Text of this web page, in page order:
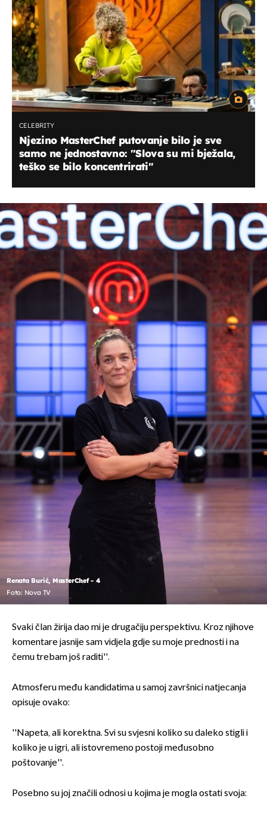
CELEBRITY
Njezino MasterChef putovanje bilo je sve
samo ne jednostavno: ''Slova su mi bježala,
teško se bilo koncentrirati''
Renata Burić, MasterChef - 4
Foto: Nova TV
Svaki član žirija dao mi je drugačiju perspektivu. Kroz njihove
komentare jasnije sam vidjela gdje su moje prednosti i na
čemu trebam još raditi''.
Atmosferu među kandidatima u samoj završnici natjecanja
opisuje ovako:
''Napeta, ali korektna. Svi su svjesni koliko su daleko stigli i
koliko je u igri, ali istovremeno postoji međusobno
poštovanje''.
Posebno su joj značili odnosi u kojima je mogla ostati svoja: